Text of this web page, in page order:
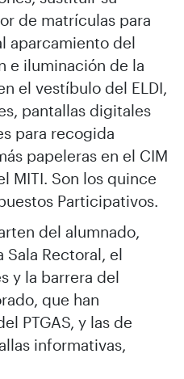
de matrículas para
aparcamiento del
e iluminación de la
el vestíbulo del ELDI,
pantallas digitales
para recogida
papeleras en el CIM
MITI. Son los quince
Participativos.
del alumnado,
Sala Rectoral, el
y la barrera del
que han
PTGAS, y las de
informativas,